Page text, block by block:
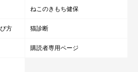
ねこのきもち健保
方 猫診断
購読者専用ページ